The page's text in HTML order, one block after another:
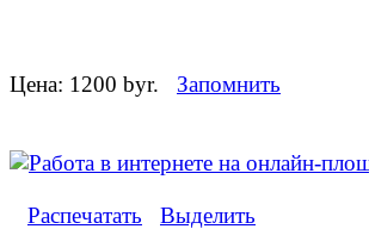
Цена: 1200 byr. Запомнить
Распечатать Выделить